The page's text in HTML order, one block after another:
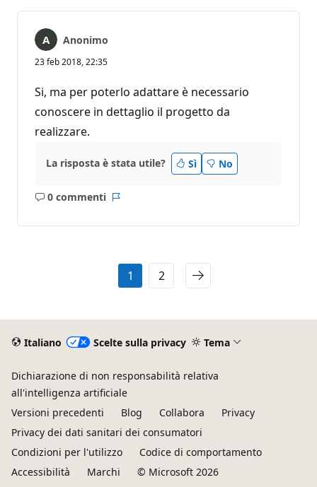
Anonimo
23 feb 2018, 22:35
Si, ma per poterlo adattare è necessario
conoscere in dettaglio il progetto da
realizzare.
La risposta è stata utile? Sì No
0 commenti
Nessun
1 2
Italiano Scelte sulla privacy Tema
Dichiarazione di non responsabilità relativa
all'intelligenza artificiale
Versioni precedenti
Blog Collabora
Privacy
Privacy dei dati sanitari dei consumatori
Condizioni per l'utilizzo
Codice di comportamento
Accessibilità
Marchi © Microsoft 2026